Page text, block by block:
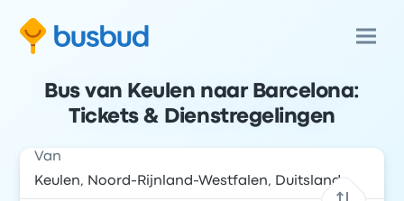
Bus van Keulen naar Barcelona:
Tickets & Dienstregelingen
Van